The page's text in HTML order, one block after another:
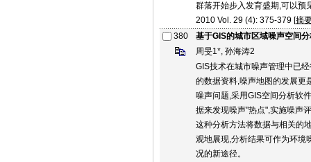
群落开始步入发育盛期,可以预
2010 Vol. 29 (4): 375-379 [摘
380
基于GIS的城市区域噪声空间
周旻1*, 孙海涛2
GIS技术在城市噪声管理中已
的数据资料,噪声地图的发展更
噪声问题,采用GIS空间分析软
据来发现噪声"热点",实施噪声
这种分析方法将数据与相关的
观地展现,分析结果可作为环境
况的新途径。